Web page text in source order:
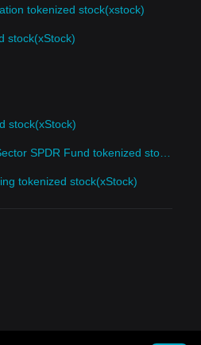
tokenized stock(xstock)
stock(xStock)
stock(xStock)
tokenized stock(xStock)